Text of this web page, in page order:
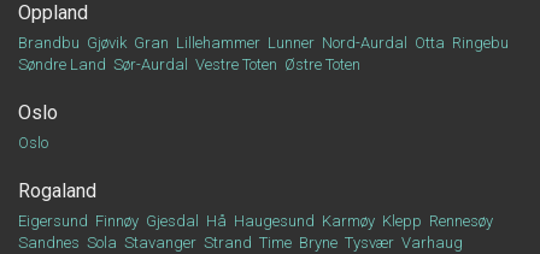
Oppland
Brandbu Gjøvik Gran Lillehammer Lunner Nord-Aurdal Otta Ringebu
Søndre Land Sør-Aurdal Vestre Toten Østre Toten
Oslo
Oslo
Rogaland
Eigersund Finnøy Gjesdal Hå Haugesund Karmøy Klepp Rennesøy
Sandnes Sola Stavanger Strand Time Bryne Tysvær Varhaug